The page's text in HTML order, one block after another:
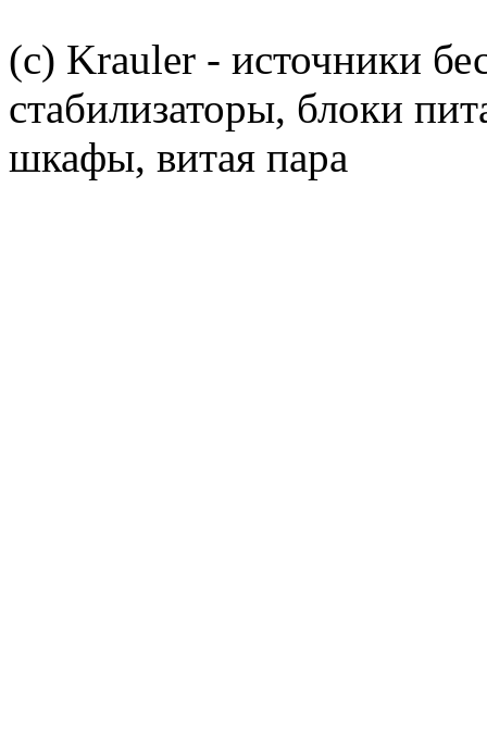
(c) Krauler - источники
стабилизаторы, блоки
шкафы, витая пара